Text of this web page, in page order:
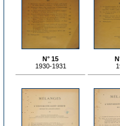
N° 15
1930-1931